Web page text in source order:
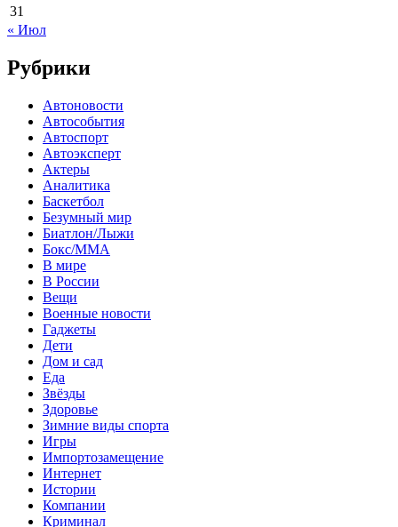
31
« Июл
Рубрики
Автоновости
Автособытия
Автоспорт
Автоэксперт
Актеры
Аналитика
Баскетбол
Безумный мир
Биатлон/Лыжи
Бокс/MMA
В мире
В России
Вещи
Военные новости
Гаджеты
Дети
Дом и сад
Еда
Звёзды
Здоровье
Зимние виды спорта
Игры
Импортозамещение
Интернет
Истории
Компании
Криминал